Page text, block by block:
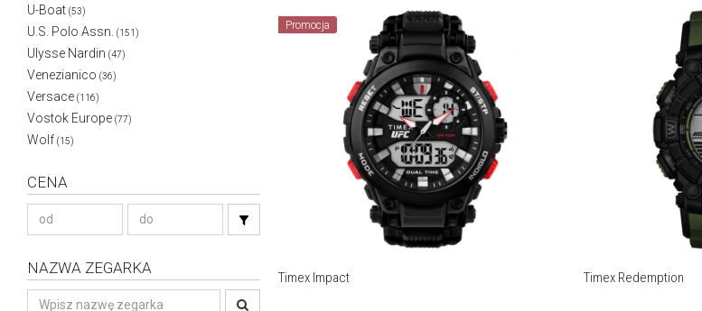
U-Boat (53)
U.S. Polo Assn. (151)
Ulysse Nardin (47)
Venezianico (36)
Versace (116)
Vostok Europe (77)
Wolf (15)
CENA
NAZWA ZEGARKA
Promocja
Timex Impact Timex Redemption